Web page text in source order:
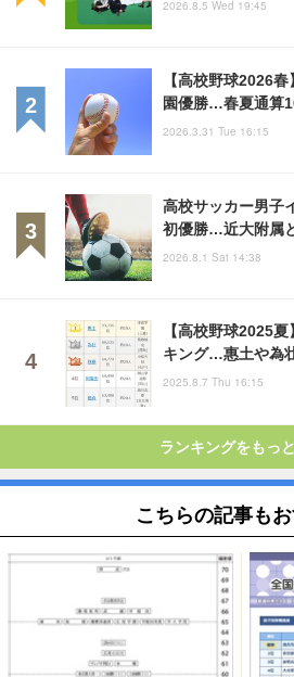
2026.8.5 Wed 19:45
【高校野球2026
園優勝…春夏通算
2026.3.31 Tue 16:15
高校サッカー男子
初優勝…近大附属
2026.8.1 Sat 14:38
【高校野球2025
キング…惠土や為
2025.8.7 Thu 16:15
ランキングをもっ
こちらの記事も